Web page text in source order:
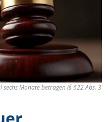
Monate betragen (§ 622 Abs. 3